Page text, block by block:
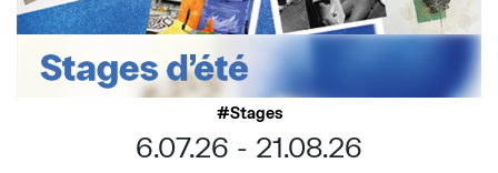
Stages
6.07.26
21.08.26